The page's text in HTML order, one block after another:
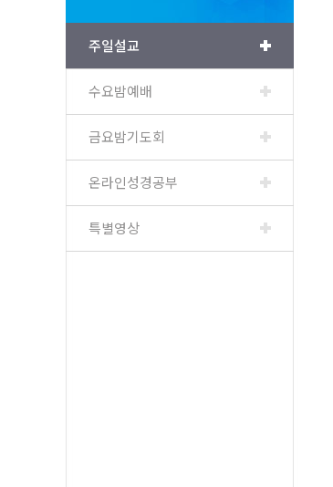
주일설교
수요밤예배
금요밤기도회
온라인성경공부
특별영상